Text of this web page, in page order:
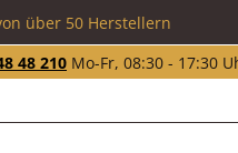
über 50 Herstellern
48 210 Mo-Fr, 08:30 - 17:30